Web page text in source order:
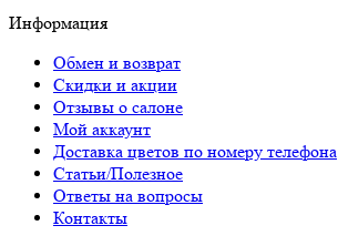
Информация
Обмен и возврат
Скидки и акции
Отзывы о салоне
Мой аккаунт
Доставка цветов по номеру телефона
Статьи/Полезное
Ответы на вопросы
Контакты